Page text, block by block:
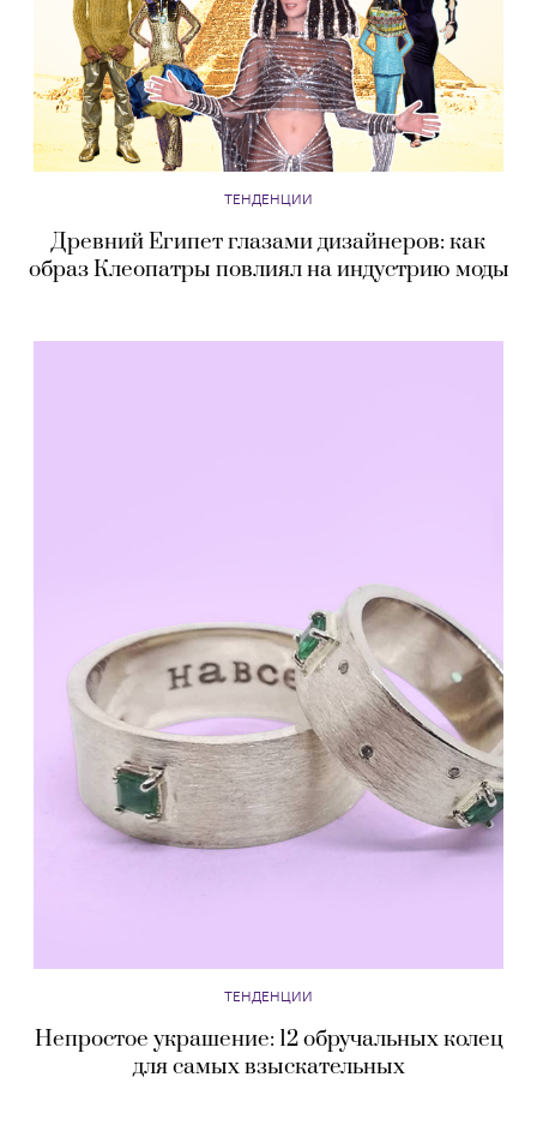
ТЕНДЕНЦИИ
Древний Египет глазами дизайнеров: как
образ Клеопатры повлиял на индустрию моды
ТЕНДЕНЦИИ
Непростое украшение: 12 обручальных колец
для самых взыскательных